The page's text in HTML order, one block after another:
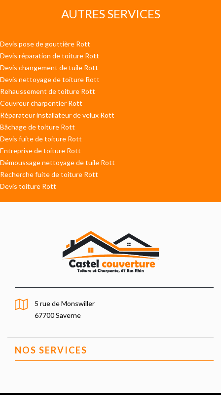
AUTRES SERVICES
Devis pose de gouttière Rott
Devis réparation de toiture Rott
Devis changement de tuile Rott
Devis nettoyage de toiture Rott
Rehaussement de toiture Rott
Couvreur charpentier Rott
Réparateur installateur de velux Rott
Bâchage de toiture Rott
Devis fuite de toiture Rott
Entreprise de toiture Rott
Démoussage nettoyage de tuile Rott
Recherche fuite de toiture Rott
Devis toiture Rott
5 rue de Monswiller
67700 Saverne
NOS SERVICES